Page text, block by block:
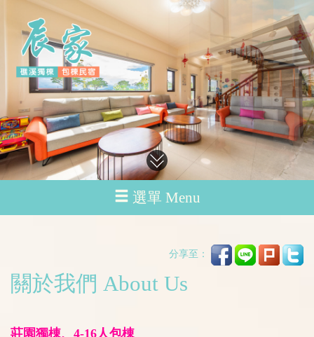
選單 Menu
分享至：
關於我們 About Us
莊園獨棟、4-16人包棟